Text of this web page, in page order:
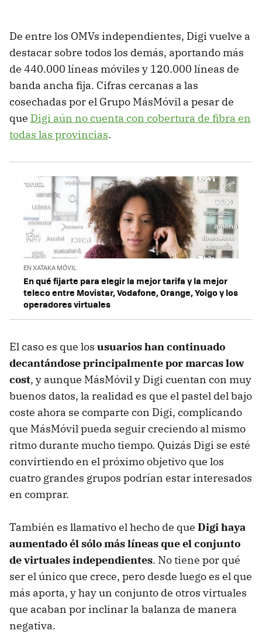
De entre los OMVs independientes, Digi vuelve a
destacar sobre todos los demás, aportando más
de 440.000 líneas móviles y 120.000 líneas de
banda ancha fija. Cifras cercanas a las
cosechadas por el Grupo MásMóvil a pesar de
que Digi aún no cuenta con cobertura de fibra en
todas las provincias.
EN XATAKA MÓVIL
En qué fijarte para elegir la mejor tarifa y la mejor
teleco entre Movistar, Vodafone, Orange, Yoigo y los
operadores virtuales
El caso es que los usuarios han continuado
decantándose principalmente por marcas low
cost, y aunque MásMóvil y Digi cuentan con muy
buenos datos, la realidad es que el pastel del bajo
coste ahora se comparte con Digi, complicando
que MásMóvil pueda seguir creciendo al mismo
ritmo durante mucho tiempo. Quizás Digi se esté
convirtiendo en el próximo objetivo que los
cuatro grandes grupos podrían estar interesados
en comprar.
También es llamativo el hecho de que Digi haya
aumentado él sólo más líneas que el conjunto
de virtuales independientes. No tiene por qué
ser el único que crece, pero desde luego es el que
más aporta, y hay un conjunto de otros virtuales
que acaban por inclinar la balanza de manera
negativa.